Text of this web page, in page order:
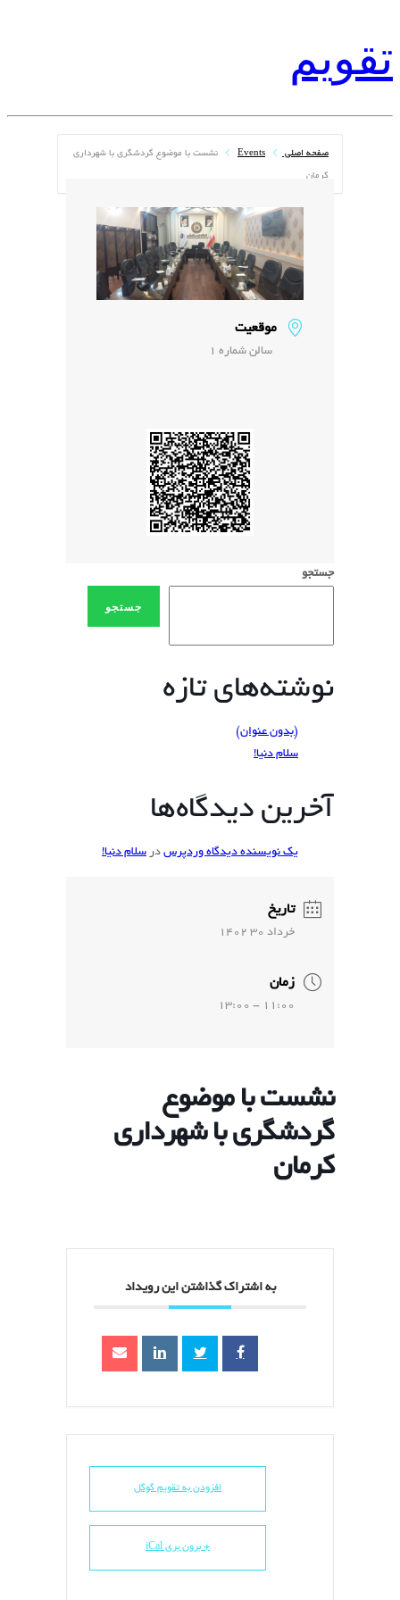
تقویم
صفحه اصلی Events نشست با موضوع گردشگری با شهرداری
کرمان
موقعیت
سالن شماره 1
جستجو
جستجو
نوشته‌های تازه
(بدون عنوان)
سلام دنیا!
آخرین دیدگاه‌ها
یک نویسنده دیدگاه وردپرس در سلام دنیا!
تاریخ
خرداد 30 1402
زمان
11:00 - 13:00
نشست با موضوع
گردشگری با شهرداری
کرمان
به اشتراک گذاشتن این رویداد
افزودن به تقویم گوگل
+ برون بری iCal